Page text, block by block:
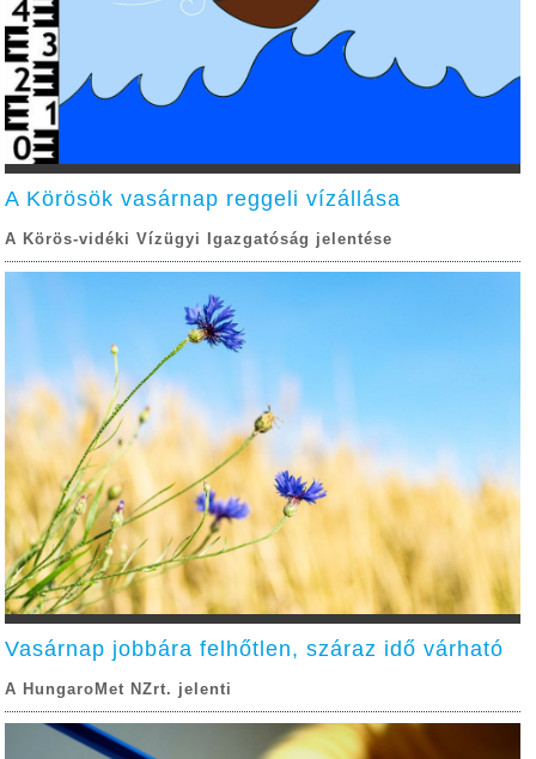
A Körösök vasárnap reggeli vízállása
A Körös-vidéki Vízügyi Igazgatóság jelentése
Vasárnap jobbára felhőtlen, száraz idő várható
A HungaroMet NZrt. jelenti